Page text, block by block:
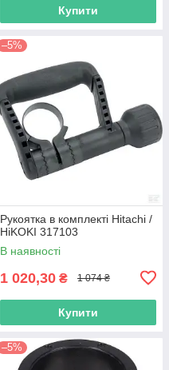
Купити
–5%
Рукоятка в комплекті Hitachi /
HiKOKI 317103
В наявності
1 020,30 ₴ 1 074 ₴
Купити
–5%